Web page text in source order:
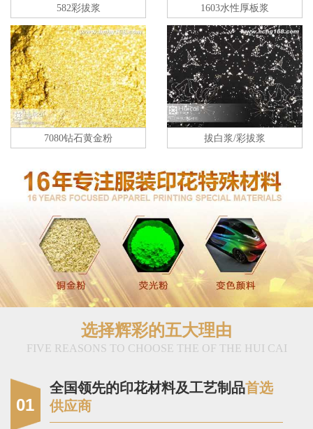
582彩拔浆 1603水性厚板浆
7080钻石黄金粉 拔白浆/彩拔浆
选择辉彩的五大理由
FIVE REASONS TO CHOOSE THE OF THE HUI CAI
01
全国领先的印花材料及工艺制品首选
供应商